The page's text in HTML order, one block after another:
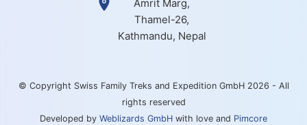
Amrit Marg,
Thamel-26,
Kathmandu, Nepal
© Copyright Swiss Family Treks and Expedition GmbH 2026 - All
rights reserved
Developed by Weblizards GmbH with love and Pimcore